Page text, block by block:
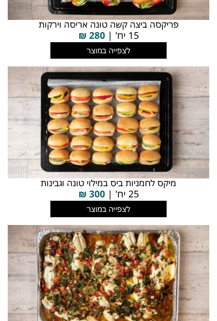
פריקסה ביצה קשה טונה אריסה וירקות
15 יח' | 280
₪
לצפייה במוצר
מיקס לחמניות ביס במילוי טונה וגבינות
25 יח' | 300
₪
לצפייה במוצר